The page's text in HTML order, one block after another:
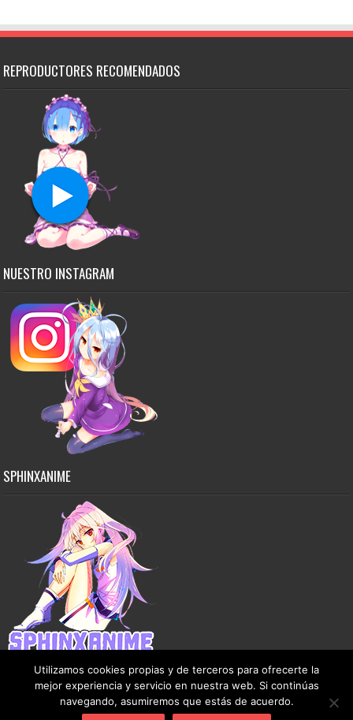
REPRODUCTORES RECOMENDADOS
NUESTRO INSTAGRAM
SPHINXANIME
Utilizamos cookies propias y de terceros para ofrecerte la
mejor experiencia y servicio en nuestra web. Si continúas
navegando, asumiremos que estás de acuerdo.